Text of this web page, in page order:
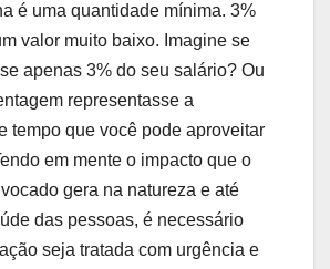
é uma quantidade mínima. 3%
valor muito baixo. Imagine se
apenas 3% do seu salário? Ou
representasse a
tempo que você pode aproveitar
em mente o impacto que o
gera na natureza e até
das pessoas, é necessário
seja tratada com urgência e